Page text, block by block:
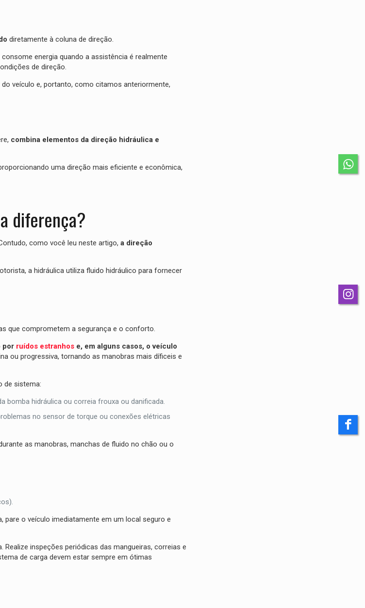
diretamente à coluna de direção.
energia quando a assistência é realmente
de direção.
veículo e, portanto, como citamos anteriormente,
combina elementos da direção hidráulica e
uma direção mais eficiente e econômica,
diferença?
como você leu neste artigo, a direção
a hidráulica utiliza fluido hidráulico para fornecer
que comprometem a segurança e o conforto.
por ruídos estranhose, em alguns casos, o veículo
ou progressiva, tornando as manobras mais díficeis e
de sistema:
bomba hidráulica ou correia frouxa ou danificada.
no sensor de torque ou conexões elétricas
as manobras, manchas de fluido no chão ou o
o veículo imediatamente em um local seguro e
inspeções periódicas das mangueiras, correias e
de carga devem estar sempre em ótimas